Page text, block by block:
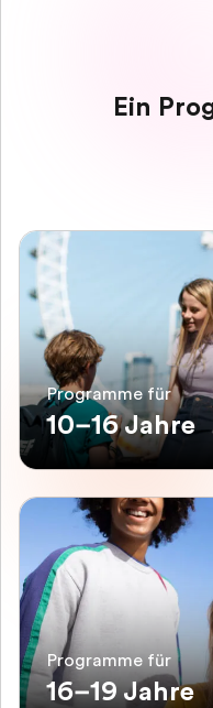
Ein
Programme für
10–16 Jahre
Programme für
16–19 Jahre